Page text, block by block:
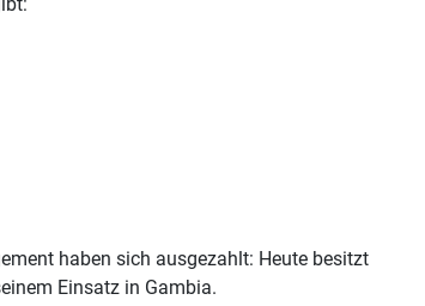
haben sich ausgezahlt: Heute besitzt
Einsatz in Gambia.